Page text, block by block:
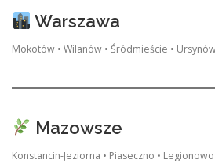
Warszawa
Mokotów • Wilanów • Śródmieście •
Mazowsze
Konstancin-Jeziorna • Piaseczno •